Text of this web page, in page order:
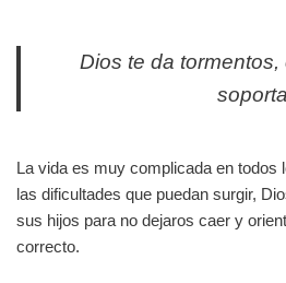
Dios te da
La vida es muy complicada en todos
las dificultades que puedan surgir,
sus hijos para no dejaros caer y
correcto.